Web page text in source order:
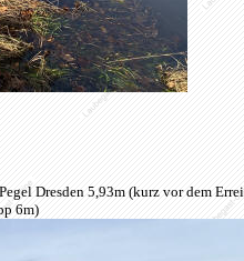
Dresden 5,93m (kurz vor dem
6m)